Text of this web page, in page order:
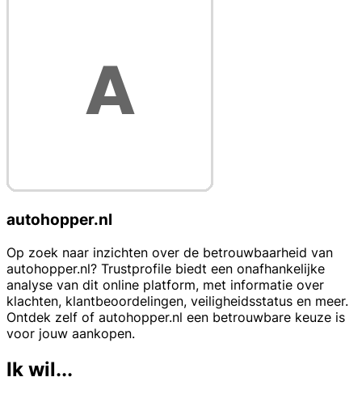
autohopper.nl
Op zoek naar inzichten over de betrouwbaarheid van
autohopper.nl? Trustprofile biedt een onafhankelijke
analyse van dit online platform, met informatie over
klachten, klantbeoordelingen, veiligheidsstatus en meer.
Ontdek zelf of autohopper.nl een betrouwbare keuze is
voor jouw aankopen.
Ik wil...